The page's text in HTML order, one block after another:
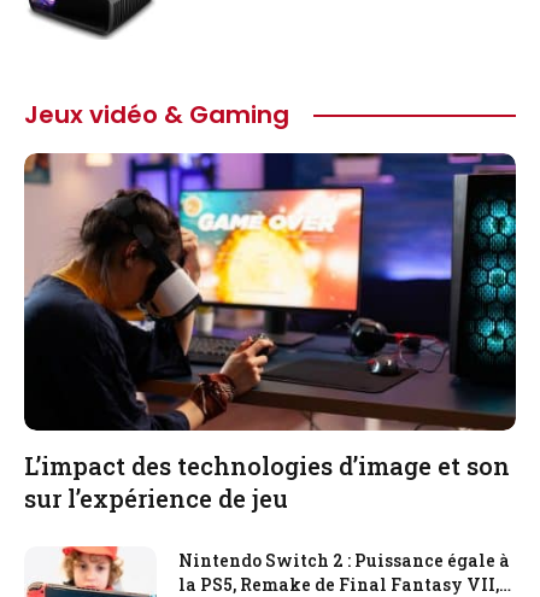
Jeux vidéo & Gaming
L’impact des technologies d’image et son
sur l’expérience de jeu
Nintendo Switch 2 : Puissance égale à
la PS5, Remake de Final Fantasy VII,